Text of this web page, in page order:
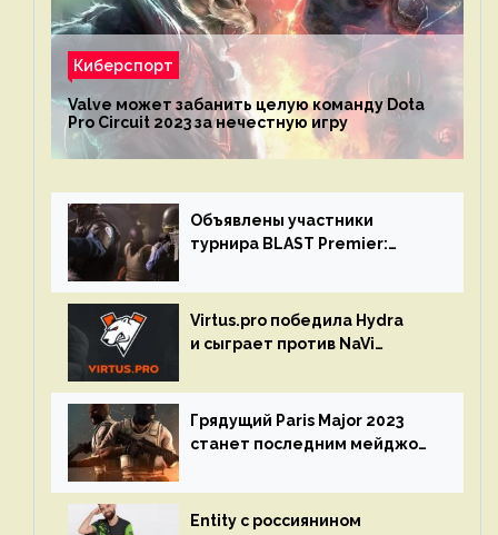
Киберспорт
Valve может забанить целую команду Dota
Pro Circuit 2023 за нечестную игру
Объявлены участники
турнира BLAST Premier:
Virtus.pro победила Hydra
и сыграет против NaVi
Грядущий Paris Major 2023
станет последним мейджор-
Entity с россиянином